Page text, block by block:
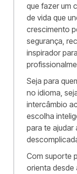
que fazer um
de vida que
crescimento
segurança,
inspirador
Seja para
no idioma,
intercâmbio
escolha
para te ajudar
Com suporte
orienta desde